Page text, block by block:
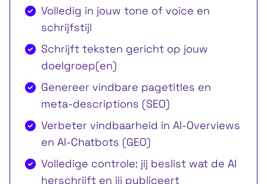
Volledig in jouw tone of voice en
schrijfstijl
Schrijft teksten gericht op jouw
doelgroep(en)
Genereer vindbare pagetitles en
meta-descriptions (SEO)
Verbeter vindbaarheid in AI-Overviews
en AI-Chatbots (GEO)
Volledige controle: jij beslist wat de AI
herschrijft en jij publiceert